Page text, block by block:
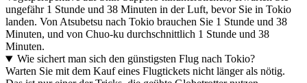
ungefähr 1 Stunde und 38 Minuten in der Luft, bevor Sie in Tokio
landen. Von Atsubetsu nach Tokio brauchen Sie 1 Stunde und 38
Minuten, und von Chuo-ku durchschnittlich 1 Stunde und 38
Minuten.
Wie sichert man sich den günstigsten Flug nach Tokio?
Warten Sie mit dem Kauf eines Flugtickets nicht länger als nötig.